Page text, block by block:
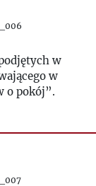
1977
1978
w
w
o pokój”.